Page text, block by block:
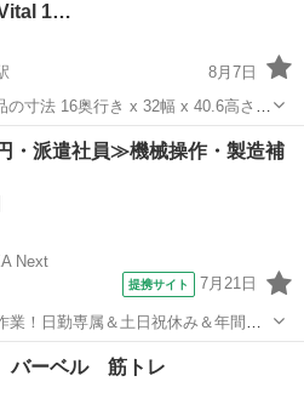
1…
8月7日
寸法 16奥行き x 32幅 x 40.6高さ
4.5 キログラム 制御方法 音声
季節、空調家電 Levoit
・派遣社員≫機械操作・製造補
Next
提携サイト 7月21日
！日勤専属＆土日祝休み＆年間休
マイカー通勤OK＆無料駐車場あり
！《茨城県常陸大宮市》 人気の
バーベル 筋トレ